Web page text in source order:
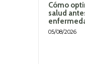
Cómo
salud
05/08/2026